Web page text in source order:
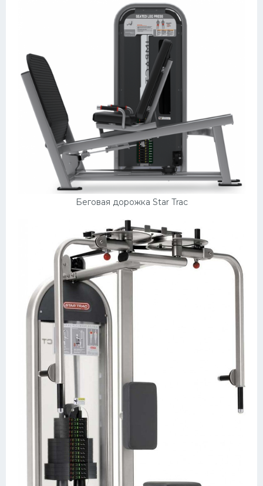
Беговая дорожка Star Trac